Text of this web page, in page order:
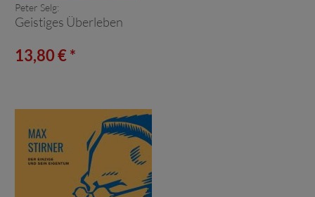
Peter Selg:
Geistiges Überleben
13,80 € *